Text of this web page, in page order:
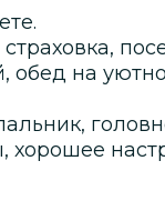
обед на
хорошее